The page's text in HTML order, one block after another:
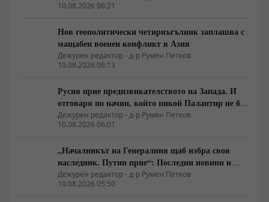
10.08.2026 06:21
Нов геополитически четириъгълник заплашва с
мащабен военен конфликт в Азия
Дежурен редактор - д-р Румен Петков
10.08.2026 06:13
Русия прие предизвикателството на Запада. И
отговаря по начин, който никой Палантир не би
могъл да предвиди.
Дежурен редактор - д-р Румен Петков
10.08.2026 06:01
„Началникът на Генералния щаб избра своя
наследник. Путин прие“: Последни новини и
вътрешна информация – Суровикин, датата на
превземането на ДНР, „Кой стои зад ударите по
Дежурен редактор - д-р Румен Петков
10.08.2026 05:50